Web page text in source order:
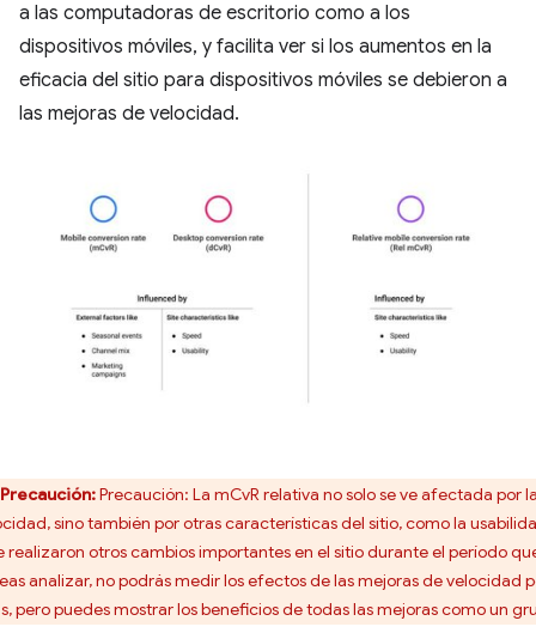
a las computadoras de escritorio como a los
dispositivos móviles, y facilita ver si los aumentos en la
eficacia del sitio para dispositivos móviles se debieron a
las mejoras de velocidad.
Precaución:Precaución: La mCvR relativa no solo se ve afectada por
sino también por otras características del sitio, como la
realizaron otros cambios importantes en el sitio durante el período
analizar, no podrás medir los efectos de las mejoras de velocidad
pero puedes mostrar los beneficios de todas las mejoras como un